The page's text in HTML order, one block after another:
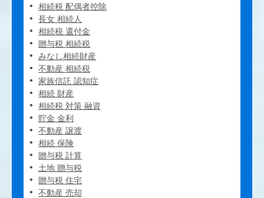
相続税 配偶者控除
長女 相続人
相続税 還付金
贈与税 相続税
みなし相続財産
不動産 相続税
家族信託 認知症
相続 財産
相続税 対策 融資
貯金 金利
不動産 譲渡
相続 保険
贈与税 計算
土地 贈与税
贈与税 住宅
不動産 売却